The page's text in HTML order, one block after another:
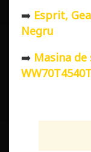
➡️ Esprit,
Negru
➡️ Masina